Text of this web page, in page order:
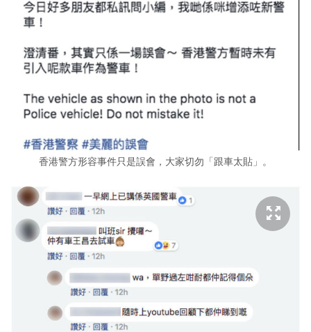
香港警方形容事件只是誤會，大家切勿「跟車太貼」。